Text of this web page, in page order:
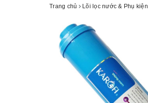
Trang chủ Lõi lọc nước & Phụ kiện